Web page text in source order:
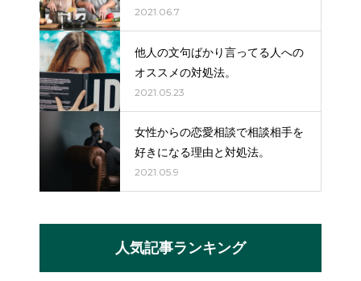
2021.06.7
他人の文句ばかり言ってる人への
オススメの対処法。
2021.05.23
女性からの恋愛相談で相談相手を
好きになる理由と対処法。
2021.05.9
人気記事ランキング